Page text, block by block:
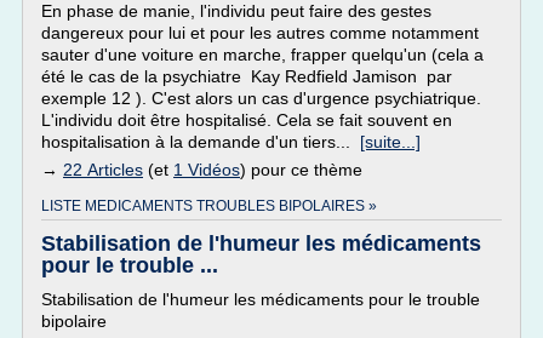
En phase de manie, l'individu peut faire des gestes
dangereux pour lui et pour les autres comme notamment
sauter d'une voiture en marche, frapper quelqu'un (cela a
été le cas de la psychiatre Kay Redfield Jamison par
exemple 12 ). C'est alors un cas d'urgence psychiatrique.
L'individu doit être hospitalisé. Cela se fait souvent en
hospitalisation à la demande d'un tiers... [suite...]
→ 22 Articles (et 1 Vidéos) pour ce thème
LISTE MEDICAMENTS TROUBLES BIPOLAIRES »
Stabilisation de l'humeur les médicaments
pour le trouble ...
Stabilisation de l'humeur les médicaments pour le trouble
bipolaire